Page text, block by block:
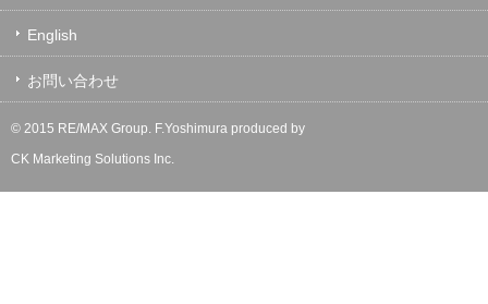
English
お問い合わせ
© 2015 RE/MAX Group. F.Yoshimura produced by
CK Marketing Solutions Inc.